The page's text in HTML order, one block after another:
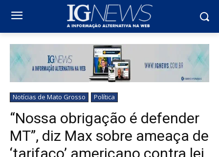
Notícias de Mato Grosso Política
“Nossa obrigação é defender
MT”, diz Max sobre ameaça de
‘tarifaço’ americano contra lei